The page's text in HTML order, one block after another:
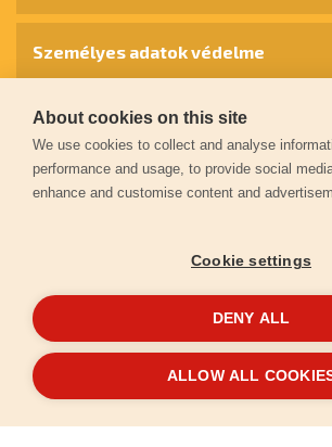
extol.hu- Minden jog
Személyes adatok védelme
Kapcsolat
Garancia regisztráció
LétrehoztaFEO
About cookies on this site
We use cookies to collect and analyse
performance and usage, to provide social
enhance and customise content and
Cookie settings
DENY ALL
ALLOW ALL